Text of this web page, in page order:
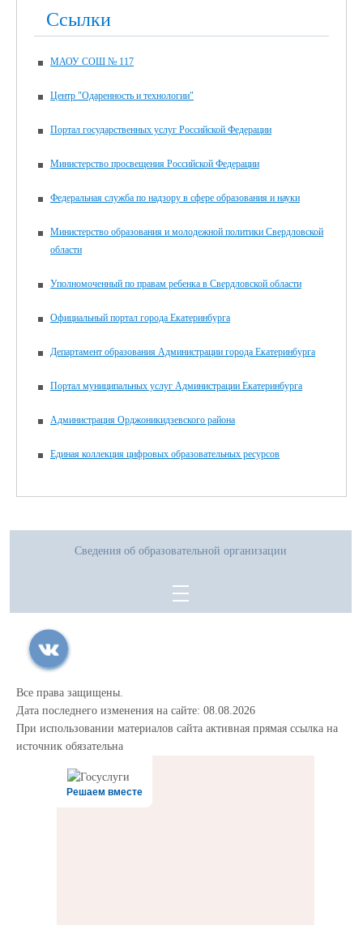
Ссылки
МАОУ СОШ № 117
Центр "Одаренность и технологии"
Портал государственных услуг Российской Федерации
Министерство просвещения Российской Федерации
Федеральная служба по надзору в сфере образования и науки
Министерство образования и молодежной политики Свердловской
области
Уполномоченный по правам ребенка в Свердловской области
Официальный портал города Екатеринбурга
Департамент образования Администрации города Екатеринбурга
Портал муниципальных услуг Администрации Екатеринбурга
Администрация Орджоникидзевского района
Единая коллекция цифровых образовательных ресурсов
Сведения об образовательной организации
Все права защищены.
Дата последнего изменения на сайте: 08.08.2026
При использовании материалов сайта активная прямая ссылка на
источник обязательна
Решаем вместе